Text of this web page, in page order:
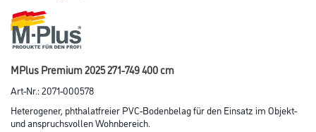
MPlus Premium 2025 271-749 400 cm
Art-Nr.:2071-000578
Heterogener, phthalatfreier PVC-Bodenbelag für den Einsatz im Objekt-
und anspruchsvollen Wohnbereich.